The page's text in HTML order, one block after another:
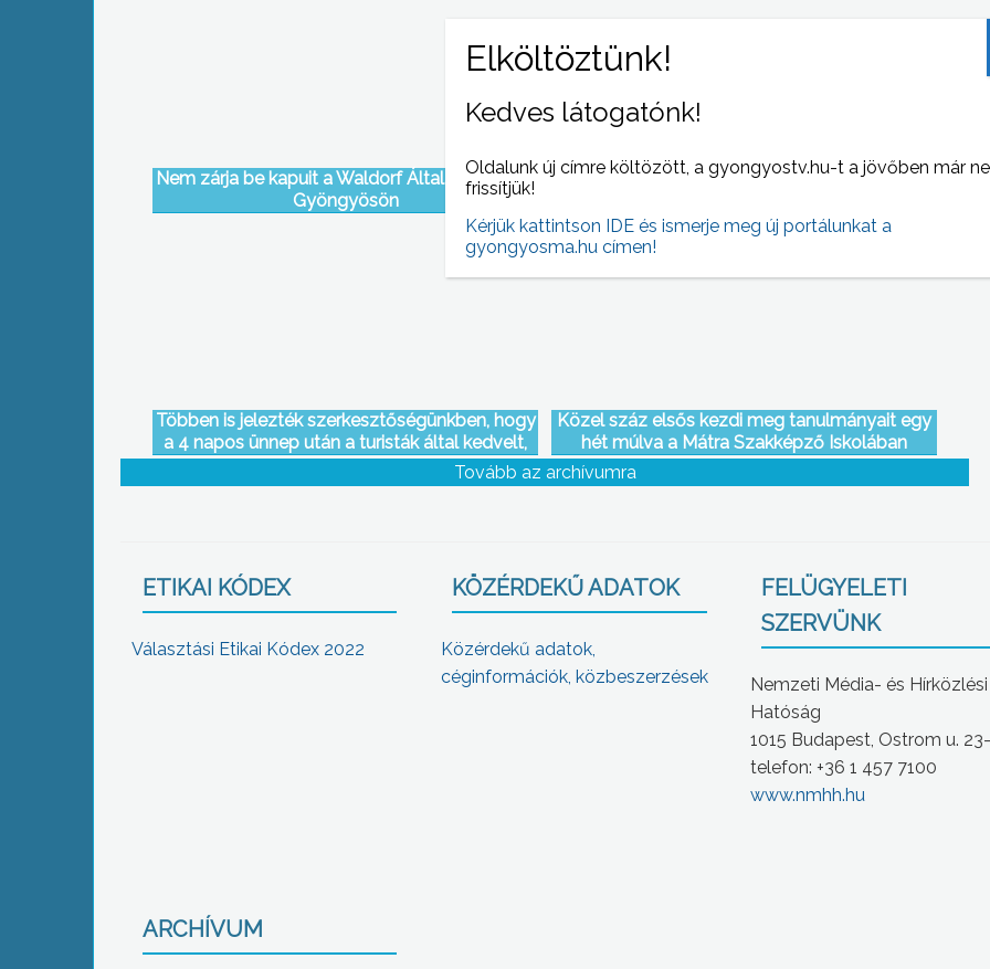
Nem zárja be kapuit a Waldorf Általános Iskola
Gyöngyösön
Már osztják a tankönyveket az oktatási
Többen is jelezték szerkesztőségünkben, hogy
a 4 napos ünnep után a turisták által kedvelt,
forgalmas erdei pihenőkben kommunális
hulladékhalmok, teli szemetes edények
Közel száz elsős kezdi meg tanulmányait egy
hét múlva a Mátra Szakképző Iskolában
Tovább az archívumra
ETIKAI KÓDEX
Választási Etikai Kódex 2022
KÖZÉRDEKŰ ADATOK
Közérdekű adatok,
céginformációk, közbeszerzések
FELÜGYELETI
SZERVÜNK
Nemzeti Média- és Hírközlési
Hatóság
1015 Budapest, Ostrom u.
telefon: +36 1 457 7100
www.nmhh.hu
ARCHÍVUM
Kedves látogatónk!
Oldalunk új címre költözött, a gyongyostv.hu-t a jövőben már
frissítjük!
Kérjük kattintson IDE és ismerje meg új portálunkat a
gyongyosma.hu címen!